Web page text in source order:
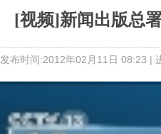
[视频]新闻出版总
发布时间:2012年02月11日 08:23 |